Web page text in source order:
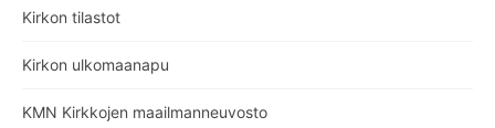
Kirkon tilastot
Kirkon ulkomaanapu
KMN Kirkkojen maailmanneuvosto